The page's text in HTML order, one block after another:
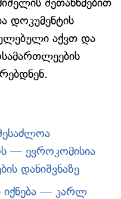
დოკუმენტის
აქვთ და
— ევროკომისია
დანიშვნაზე
იქნება — კარლ